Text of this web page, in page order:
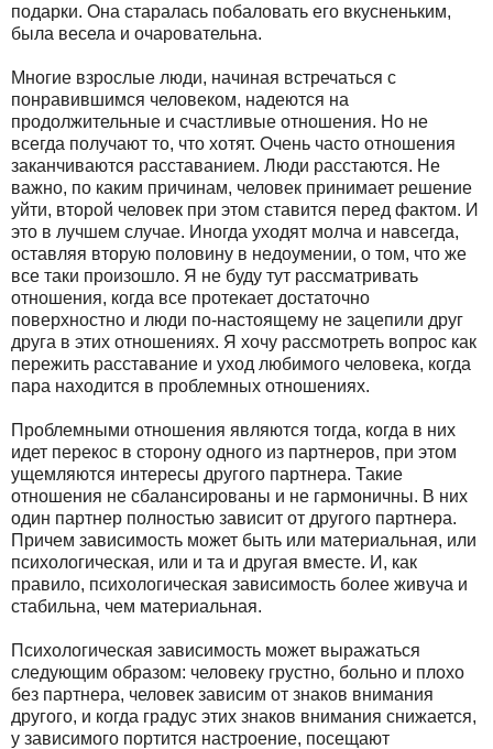
подарки. Она старалась побаловать его вкусненьким,
была весела и очаровательна.
Многие взрослые люди, начиная встречаться с
понравившимся человеком, надеются на
продолжительные и счастливые отношения. Но не
всегда получают то, что хотят. Очень часто отношения
заканчиваются расставанием. Люди расстаются. Не
важно, по каким причинам, человек принимает решение
уйти, второй человек при этом ставится перед фактом. И
это в лучшем случае. Иногда уходят молча и навсегда,
оставляя вторую половину в недоумении, о том, что же
все таки произошло. Я не буду тут рассматривать
отношения, когда все протекает достаточно
поверхностно и люди по-настоящему не зацепили друг
друга в этих отношениях. Я хочу рассмотреть вопрос как
пережить расставание и уход любимого человека, когда
пара находится в проблемных отношениях.
Проблемными отношения являются тогда, когда в них
идет перекос в сторону одного из партнеров, при этом
ущемляются интересы другого партнера. Такие
отношения не сбалансированы и не гармоничны. В них
один партнер полностью зависит от другого партнера.
Причем зависимость может быть или материальная, или
психологическая, или и та и другая вместе. И, как
правило, психологическая зависимость более живуча и
стабильна, чем материальная.
Психологическая зависимость может выражаться
следующим образом: человеку грустно, больно и плохо
без партнера, человек зависим от знаков внимания
другого, и когда градус этих знаков внимания снижается,
у зависимого портится настроение, посещают